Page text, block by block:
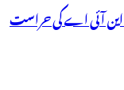
این آئی اے کی حراست